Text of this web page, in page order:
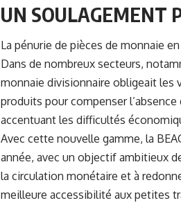
UN SOULAGEMENT
La pénurie de pièces de monnaie
Dans de nombreux secteurs,
monnaie divisionnaire obligeait les
produits pour compenser
accentuant les difficultés
Avec cette nouvelle gamme, la
année, avec un objectif ambitieux
la circulation monétaire et à
meilleure accessibilité aux petites